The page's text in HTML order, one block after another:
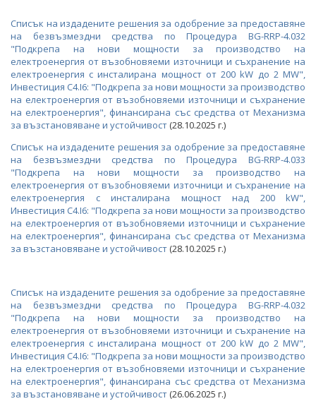
ПРОЦЕДУРА "НАЦИОНАЛНА ИНФРАСТРУКТУРА ЗА
СЪХРАНЕНИЕ НА ЕЛЕКТРОЕНЕРГИЯ ОТ ВЪЗОБНОВЯЕМИ
ИЗТОЧНИЦИ" (RESTORE)
ПОДКРЕПА НА НОВИ МОЩНОСТИ ЗА
ПРОИЗВОДСТВО НА ЕЛЕКТРОЕНЕРГИЯ ОТ ВЕИ И
СЪХРАНЕНИЕ НА ЕЛЕКТРОЕНЕРГИЯ
ИЗТОЧНИЦИ ЗА ДОМАКИНСТВАТА
ПОДКРЕПА ЗА ЕНЕРГИЙНО ЕФЕКТИВНИ СИСТЕМИ ЗА
УЛИЧНО ОСВЕТЛЕНИЕ
НАЦИОНАЛЕН ФОНД ЗА ДЕКАРБОНИЗАЦИЯ
СИГНАЛИ ЗА НЕРЕДНОСТИ ПО НПВУ
Списък на издадените решения за одобрение за предоставяне
на безвъзмездни средства по Процедура BG-RRP-4.032
"Подкрепа на нови мощности за производство на
eлектроенергия от възобновяеми източници и съхранение на
електроенергия с инсталирана мощност от 200 kW до 2 MW",
Инвестиция C4.I6: "Подкрепа за нови мощности за производство
на електроенергия от възобновяеми източници и съхранение
на електроенергия", финансирана със средства от Механизма
за възстановяване и устойчивост (28.10.2025 г.)
Списък на издадените решения за одобрение за предоставяне
на безвъзмездни средства по Процедура BG-RRP-4.033
"Подкрепа на нови мощности за производство на
електроенергия от възобновяеми източници и съхранение на
електроенергия с инсталирана мощност над 200 kW",
Инвестиция C4.I6: "Подкрепа за нови мощности за производство
на електроенергия от възобновяеми източници и съхранение
на електроенергия", финансирана със средства от Механизма
за възстановяване и устойчивост (28.10.2025 г.)
Списък на издадените решения за одобрение за предоставяне
на безвъзмездни средства по Процедура BG-RRP-4.032
"Подкрепа на нови мощности за производство на
eлектроенергия от възобновяеми източници и съхранение на
електроенергия с инсталирана мощност от 200 kW до 2 MW",
Инвестиция C4.I6: "Подкрепа за нови мощности за производство
на електроенергия от възобновяеми източници и съхранение
на електроенергия", финансирана със средства от Механизма
за възстановяване и устойчивост (26.06.2025 г.)